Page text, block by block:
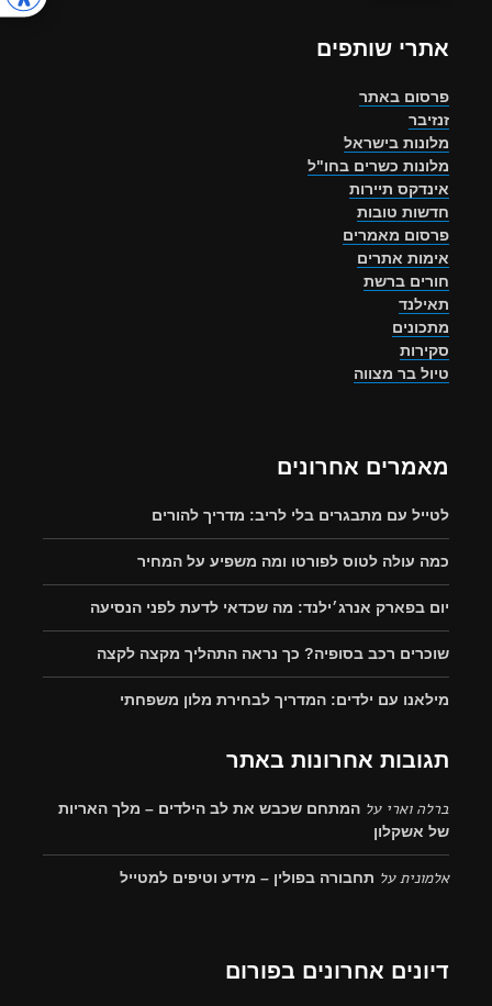
אתרי שותפים
פרסום באתר
זנזיבר
מלונות בישראל
מלונות כשרים בחו"ל
אינדקס תיירות
חדשות טובות
פרסום מאמרים
אימות אתרים
חורים ברשת
תאילנד
מתכונים
סקירות
טיול בר מצווה
מאמרים אחרונים
לטייל עם מתבגרים בלי לריב: מדריך להורים
כמה עולה לטוס לפורטו ומה משפיע על המחיר
יום בפארק אנרג׳ילנד: מה שכדאי לדעת לפני הנסיעה
שוכרים רכב בסופיה? כך נראה התהליך מקצה לקצה
מילאנו עם ילדים: המדריך לבחירת מלון משפחתי
תגובות אחרונות באתר
ברלה וארי על המתחם שכבש את לב הילדים – מלך האריות
של אשקלון
אלמוניתעל תחבורה בפולין – מידע וטיפים למטייל
דיונים אחרונים בפורום